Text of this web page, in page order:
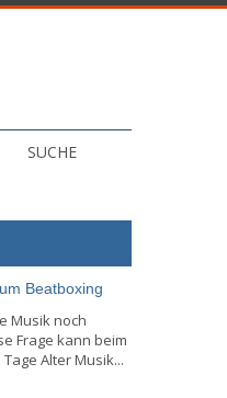
SUCHE
Beatboxing
Musik noch
Frage kann beim
Alter Musik...